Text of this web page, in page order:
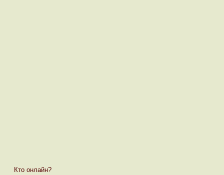
Кто онлайн?